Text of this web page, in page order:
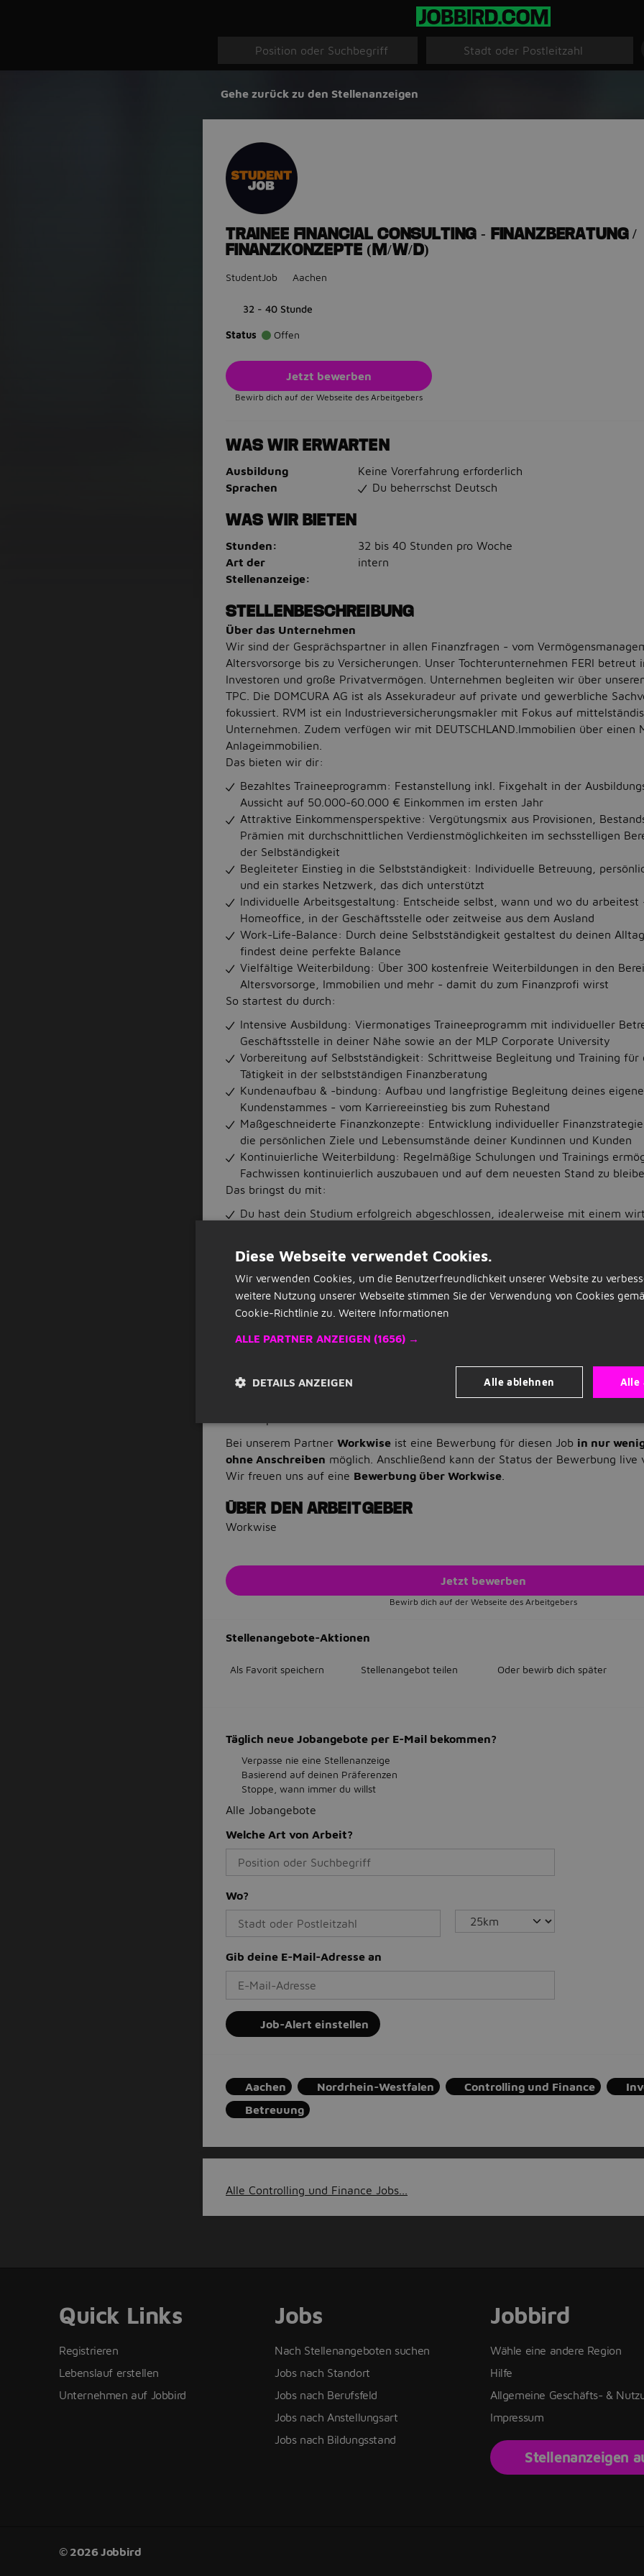
Gehe zurück zu den Stellenanzeigen
TRAINEE FINANCIAL CONSULTING - FINANZBERATUNG /
FINANZKONZEPTE (M/W/D)
StudentJob Aachen
32 - 40 Stunde
Status Offen
Jetzt bewerben
Bewirb dich auf der Webseite des Arbeitgebers
WAS WIR ERWARTEN
Ausbildung
Keine Vorerfahrung erforderlich
Sprachen
Du beherrschst Deutsch
WAS WIR BIETEN
Stunden:
32 bis 40 Stunden pro Woche
Art der
Stellenanzeige:
intern
STELLENBESCHREIBUNG
Über das Unternehmen
Wir sind der Gesprächspartner in allen Finanzfragen - vom
Altersvorsorge bis zu Versicherungen. Unser Tochterunternehmen FERI betreut
Investoren und große Privatvermögen. Unternehmen begleiten wir über
TPC. Die DOMCURA AG ist als Assekuradeur auf private und gewerbliche
fokussiert. RVM ist ein Industrieversicherungsmakler mit Fokus auf
Unternehmen. Zudem verfügen wir mit DEUTSCHLAND.Immobilien über einen
Anlageimmobilien.
Das bieten wir dir:
Bezahltes Traineeprogramm: Festanstellung inkl. Fixgehalt in der
Aussicht auf 50.000-60.000 € Einkommen im ersten Jahr
Attraktive Einkommensperspektive: Vergütungsmix aus Provisionen,
Prämien mit durchschnittlichen Verdienstmöglichkeiten im sechsstelligen
der Selbständigkeit
Begleiteter Einstieg in die Selbstständigkeit: Individuelle Betreuung,
und ein starkes Netzwerk, das dich unterstützt
Individuelle Arbeitsgestaltung: Entscheide selbst, wann und wo du arbeitest
Homeoffice, in der Geschäftsstelle oder zeitweise aus dem Ausland
Work-Life-Balance: Durch deine Selbstständigkeit gestaltest du deinen
findest deine perfekte Balance
Vielfältige Weiterbildung: Über 300 kostenfreie Weiterbildungen in den
Altersvorsorge, Immobilien und mehr - damit du zum Finanzprofi wirst
So startest du durch:
Intensive Ausbildung: Viermonatiges Traineeprogramm mit individueller
Geschäftsstelle in deiner Nähe sowie an der MLP Corporate University
Vorbereitung auf Selbstständigkeit: Schrittweise Begleitung und Training für
Tätigkeit in der selbstständigen Finanzberatung
Kundenaufbau & -bindung: Aufbau und langfristige Begleitung deines
Kundenstammes - vom Karriereeinstieg bis zum Ruhestand
Maßgeschneiderte Finanzkonzepte: Entwicklung individueller
die persönlichen Ziele und Lebensumstände deiner Kundinnen und Kunden
Kontinuierliche Weiterbildung: Regelmäßige Schulungen und Trainings
Fachwissen kontinuierlich auszubauen und auf dem neuesten Stand zu
Das bringst du mit:
Du hast dein Studium erfolgreich abgeschlossen, idealerweise mit einem
Du kannst komplexe Sachverhalte verständlich erklären und hast Freude
zuzugehen und Gespräche zu führen
Du bringst ein ausgeprägtes Interesse an wirtschaftlichen Themen mit und
Wissen kontinuierlich erweitern
echten Mehrwert bieten
Karriere zu starten
Unser Jobangebot Trainee Financial Consulting - Finanzberatung /
Bei unserem Partner Workwise ist eine Bewerbung für diesen Job in nur
ohne Anschreiben möglich. Anschließend kann der Status der Bewerbung live
Wir freuen uns auf eine Bewerbung über Workwise
ÜBER DEN ARBEITGEBER
Workwise
Jetzt bewerben
Bewirb dich auf der Webseite des Arbeitgebers
Stellenangebote-Aktionen
Als Favorit speichern Stellenangebot teilen Oder bewirb dich später
Täglich neue Jobangebote per E-Mail bekommen?
Verpasse nie eine Stellenanzeige
Basierend auf deinen Präferenzen
Stoppe, wann immer du willst
Alle Jobangebote
Welche Art von Arbeit?
Wo?
Gib deine E-Mail-Adresse an
Job-Alert einstellen
Aachen Nordrhein-Westfalen Controlling und Finance
Betreuung
Alle Controlling und Finance Jobs...
Quick Links
Registrieren
Lebenslauf erstellen
Unternehmen auf Jobbird
Jobs
Nach Stellenangeboten suchen
Jobs nach Standort
Jobs nach Berufsfeld
Jobs nach Anstellungsart
Jobs nach Bildungsstand
Jobbird
Wähle eine andere Region
Hilfe
Allgemeine Geschäfts- &
Impressum
Stellenanzeigen
© 2026 Jobbird
Diese Webseite verwendet Cookies.
Wir verwenden Cookies, um die Benutzerfreundlichkeit unserer Website zu
weitere Nutzung unserer Webseite stimmen Sie der Verwendung von Cookies
Cookie-Richtlinie zu. Weitere Informationen
ALLE PARTNER ANZEIGEN (1656) →
Alle
Alle ablehnen
DETAILS ANZEIGEN